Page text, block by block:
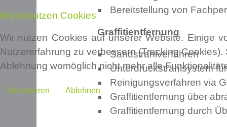
Bereitstellung von
Graffitientfernung
Sandstrahlverfahren
Unterdruckstrahlsystem
Reinigungsverfahren via
Graffitientfernung über
Graffitientfernung durch
Wir benutzen Cookies
Wir nutzen Cookies auf unserer Website. Einige
Nutzererfahrung zu verbessern (Tracking
Ablehnung womöglich nicht mehr alle
Akzeptieren Ablehnen